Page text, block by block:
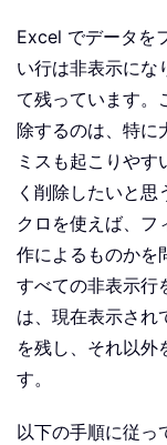
Excel でデータを
い行は非表示にな
て残っています。
除するのは、特に
ミスも起こりや
く削除したいと
クロを使えば、フ
作によるものかを
すべての非表示行
は、現在表示され
を残し、それ以外
す。
以下の手順に従っ